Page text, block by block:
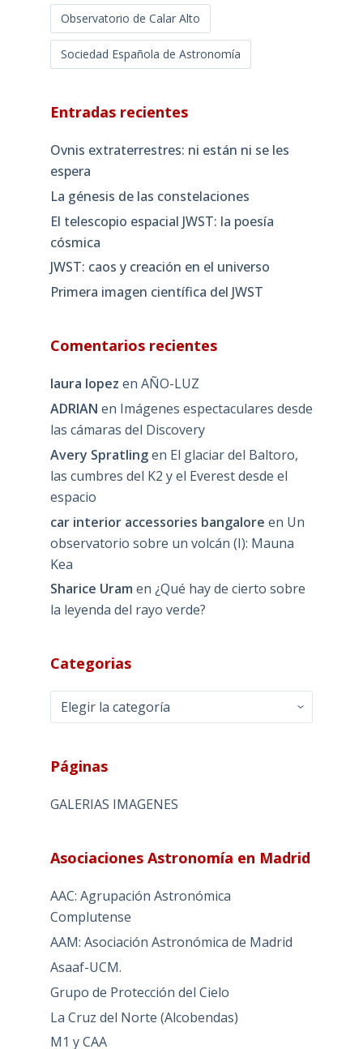
Observatorio de Calar Alto
Sociedad Española de Astronomía
Entradas recientes
Ovnis extraterrestres: ni están ni se les
espera
La génesis de las constelaciones
El telescopio espacial JWST: la poesía
cósmica
JWST: caos y creación en el universo
Primera imagen científica del JWST
Comentarios recientes
laura lopez en AÑO-LUZ
ADRIAN en Imágenes espectaculares desde
las cámaras del Discovery
Avery Spratlingen El glaciar del Baltoro,
las cumbres del K2 y el Everest desde el
espacio
car interior accessories bangalore en Un
observatorio sobre un volcán (I): Mauna
Kea
Sharice Uram en ¿Qué hay de cierto sobre
la leyenda del rayo verde?
Categorias
Categorias
Páginas
GALERIAS IMAGENES
Asociaciones Astronomía en Madrid
AAC: Agrupación Astronómica
Complutense
AAM: Asociación Astronómica de Madrid
Asaaf-UCM.
Grupo de Protección del Cielo
La Cruz del Norte (Alcobendas)
M1 y CAA